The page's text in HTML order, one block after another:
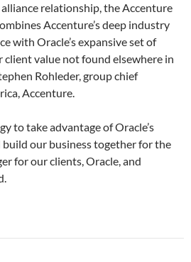
relationship, the Accenture
Accenture’s deep industry
with Oracle’s expansive set of
value not found elsewhere in
Rohleder, group chief
Accenture.
to take advantage of Oracle’s
build our business together for the
for our clients, Oracle, and